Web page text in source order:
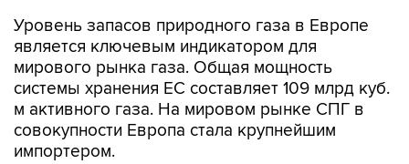
Уровень запасов природного газа в Европе
является ключевым индикатором для
мирового рынка газа. Общая мощность
системы хранения ЕС составляет 109 млрд куб.
м активного газа. На мировом рынке СПГ в
совокупности Европа стала крупнейшим
импортером.